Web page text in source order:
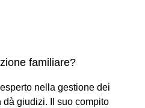
familiare?
nella gestione dei
giudizi. Il suo compito